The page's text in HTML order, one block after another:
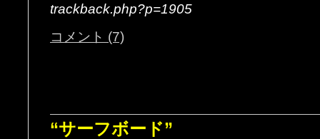
trackback.php?p=1905
コメント (7)
“サーフボード”